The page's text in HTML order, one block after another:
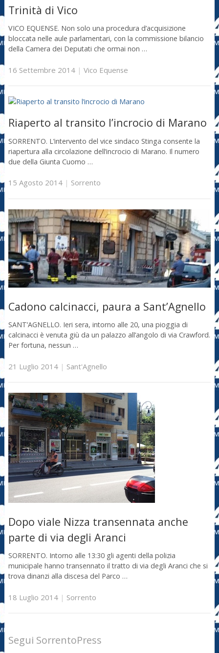
Trinità di Vico
VICO EQUENSE. Non solo una procedura d’acquisizione
bloccata nelle aule parlamentari, con la commissione bilancio
della Camera dei Deputati che ormai non …
16 Settembre 2014| Vico Equense
Riaperto al transito l’incrocio di Marano
SORRENTO. L’intervento del vice sindaco Stinga consente la
riapertura alla circolazione dell’incrocio di Marano. Il numero
due della Giunta Cuomo …
15 Agosto 2014| Sorrento
Cadono calcinacci, paura a Sant’Agnello
SANT’AGNELLO. Ieri sera, intorno alle 20, una pioggia di
calcinacci è venuta giù da un palazzo all’angolo di via Crawford.
Per fortuna, nessun …
21 Luglio 2014| Sant'Agnello
Dopo viale Nizza transennata anche
parte di via degli Aranci
SORRENTO. Intorno alle 13:30 gli agenti della polizia
municipale hanno transennato il tratto di via degli Aranci che si
trova dinanzi alla discesa del Parco …
18 Luglio 2014| Sorrento
Segui SorrentoPress